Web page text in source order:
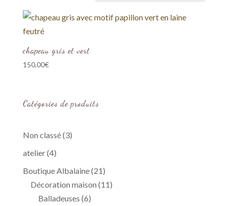
chapeau gris et vert
150,00€
Catégories de produits
Non classé 33
atelier 44
produits
Boutique Albalaine 2121
produits
Décoration maison 1111
Balladeuses 66